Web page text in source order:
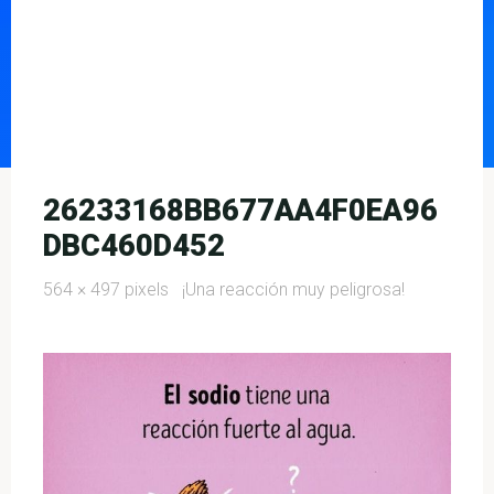
26233168BB677AA4F0EA96
DBC460D452
Full
564 × 497 pixels ¡Una reacción muy peligrosa!